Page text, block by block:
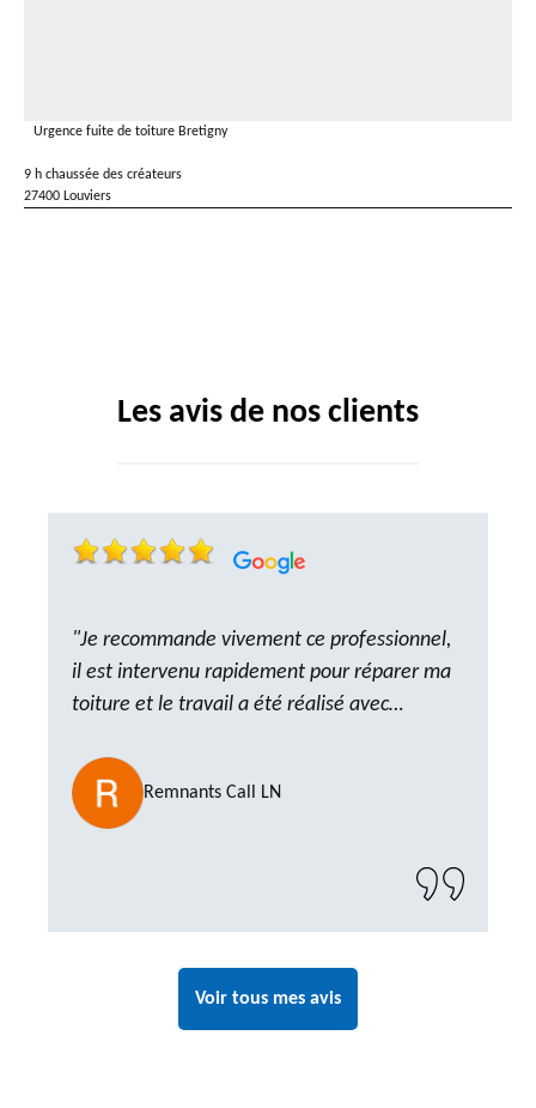
Urgence fuite de toiture Bretigny
9 h chaussée des créateurs
27400 Louviers
Les avis de nos clients
"Je recommande vivement ce professionnel,
il est intervenu rapidement pour réparer ma
toiture et le travail a été réalisé avec
ponctuel et à l’écoute, le résultat est
impeccable et le chantier a été laissé propre.
Un artisan de confiance que je n’hésiterai pas
Remnants Call LN
Voir tous mes avis